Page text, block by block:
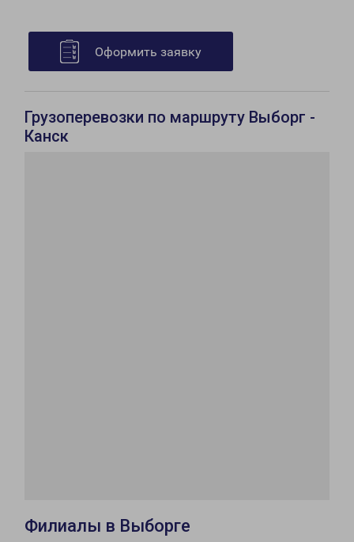
Оформить заявку
Грузоперевозки по маршруту Выборг -
Канск
Филиалы в Выборге